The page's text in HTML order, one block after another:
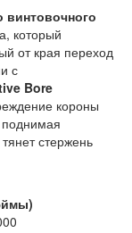
винтовочного
который
от края переход
с
Bore
короны
поднимая
стержень